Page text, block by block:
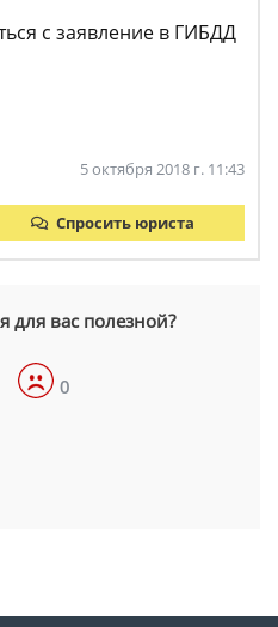
с заявление в ГИБДД
5 октября 2018 г. 11:43
Спросить юриста
для вас полезной?
0